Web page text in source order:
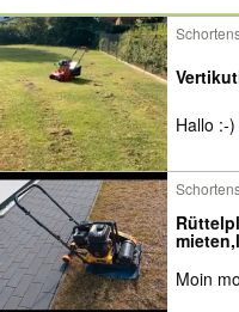
Merkliste
Nachrichten
Anzeige
Hallo :-)
Moin